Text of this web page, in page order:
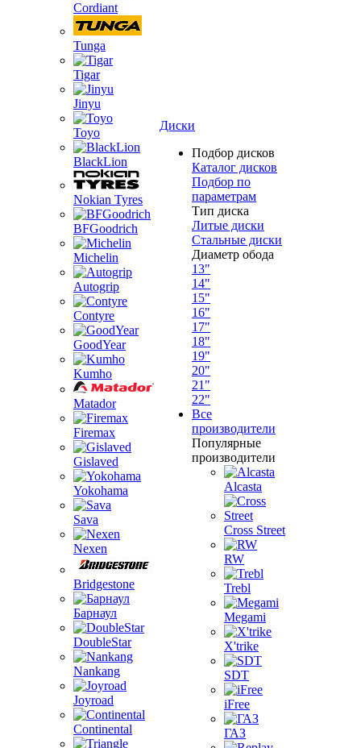
Cordiant
Tunga
Tigar
Jinyu
Toyo
BlackLion
Nokian Tyres
BFGoodrich
Michelin
Autogrip
Contyre
GoodYear
Kumho
Matador
Firemax
Gislaved
Yokohama
Sava
Nexen
Bridgestone
Барнаул
DoubleStar
Nankang
Joyroad
Continental
Диски
Подбор дисков
Каталог дисков
Подбор по
параметрам
Тип диска
Литые диски
Стальные диски
Диаметр обода
13"
14"
15"
16"
17"
18"
19"
20"
21"
22"
Все
производители
Популярные
производители
Alcasta
Cross Street
RW
Trebl
Megami
X'trike
SDT
iFree
ГАЗ